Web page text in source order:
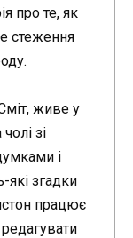
про те, як
стеження
живе у
зі
і
які згадки
працює